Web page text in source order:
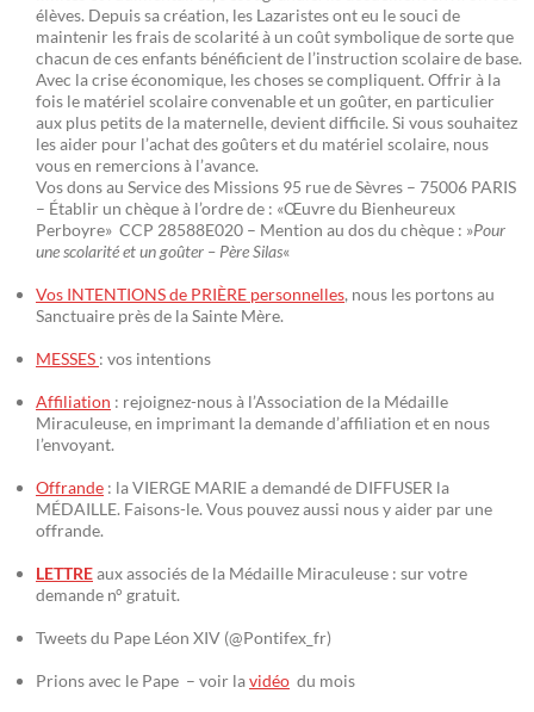
élèves. Depuis sa création, les Lazaristes ont eu le souci de
maintenir les frais de scolarité à un coût symbolique de sorte que
chacun de ces enfants bénéficient de l’instruction scolaire de base.
Avec la crise économique, les choses se compliquent. Offrir à la
fois le matériel scolaire convenable et un goûter, en particulier
aux plus petits de la maternelle, devient difficile. Si vous souhaitez
les aider pour l’achat des goûters et du matériel scolaire, nous
vous en remercions à l’avance.
Vos dons au Service des Missions 95 rue de Sèvres – 75006 PARIS
– Établir un chèque à l’ordre de : «Œuvre du Bienheureux
Perboyre» CCP 28588E020 – Mention au dos du chèque : »Pour
une scolarité et un goûter – Père Silas«
Vos INTENTIONS de PRIÈRE personnelles, nous les portons au
Sanctuaire près de la Sainte Mère.
MESSES : vos intentions
Affiliation : rejoignez-nous à l’Association de la Médaille
Miraculeuse, en imprimant la demande d’affiliation et en nous
l’envoyant.
Offrande : la VIERGE MARIE a demandé de DIFFUSER la
MÉDAILLE. Faisons-le. Vous pouvez aussi nous y aider par une
offrande.
LETTREaux associés de la Médaille Miraculeuse : sur votre
demande n° gratuit.
Tweets du Pape Léon XIV (@Pontifex_fr)
Prions avec le Pape – voir lavidéo du mois